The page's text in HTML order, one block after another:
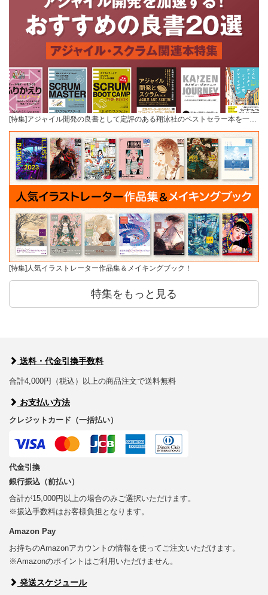
[特集]アジャイル開発の良書として定評のある翔泳社のベストセラー本を一…
[特集]人気イラストレーター作品集＆メイキングブック！
特集をもっと見る
送料・代金引換手数料
合計4,000円（税込）以上の商品注文で送料無料
お支払い方法
クレジットカード（一括払い）
代金引換
銀行振込（前払い）
合計が15,000円以上の場合のみご選択いただけます。
※振込手数料はお客様負担となります。
Amazon Pay
お持ちのAmazonアカウントの情報を使ってご注文いただけます。
※Amazonのポイントはご利用いただけません。
発送スケジュール